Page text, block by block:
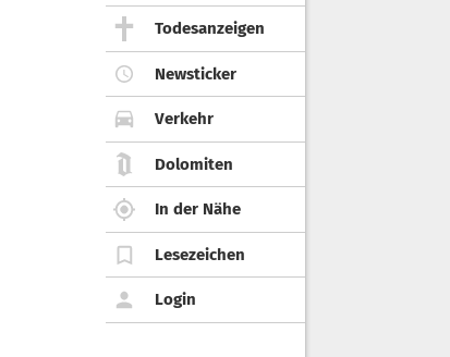
Todesanzeigen
Newsticker
Verkehr
Dolomiten
In der Nähe
Lesezeichen
Login